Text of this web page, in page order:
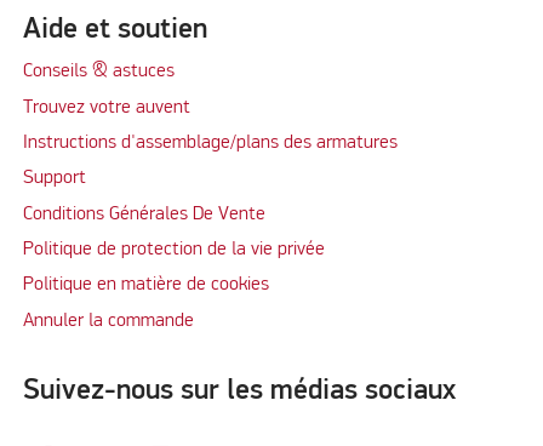
Aide et soutien
Conseils & astuces
Trouvez votre auvent
Instructions d'assemblage/plans des armatures
Support
Conditions Générales De Vente
Politique de protection de la vie privée
Politique en matière de cookies
Annuler la commande
Suivez-nous sur les médias sociaux